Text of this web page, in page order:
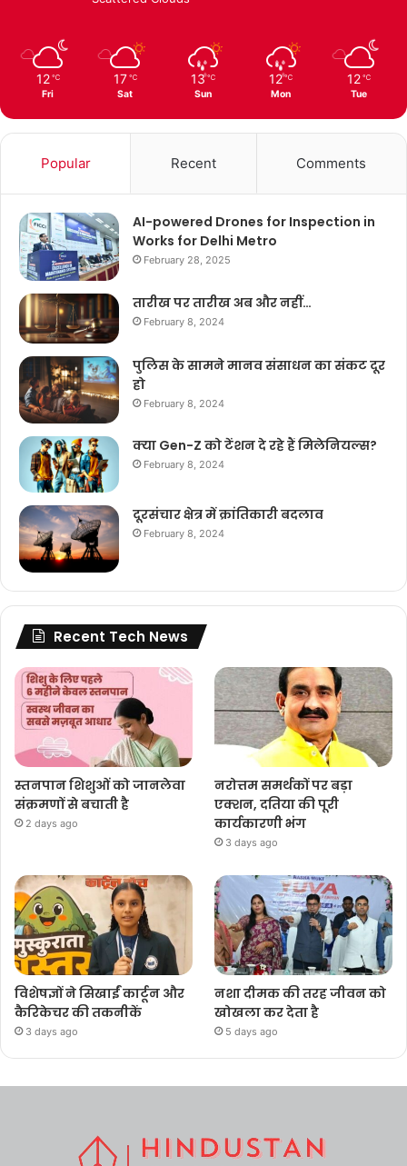
12 ℃
Fri
17 ℃
Sat
13 ℃
Sun
12 ℃
Mon
12 ℃
Tue
Popular Recent Comments
AI-powered Drones for Inspection in
Works for Delhi Metro
February 28, 2025
तारीख पर तारीख अब और नहीं…
February 8, 2024
पुलिस के सामने मानव संसाधन का संकट दूर
हो
February 8, 2024
क्या Gen-Z को टेंशन दे रहे हैं मिलेनियल्स?
February 8, 2024
दूरसंचार क्षेत्र में क्रांतिकारी बदलाव
February 8, 2024
Recent Tech News
स्तनपान शिशुओं को जानलेवा
संक्रमणों से बचाती है
2 days ago
नरोत्तम समर्थकों पर बड़ा
एक्शन, दतिया की पूरी
कार्यकारणी भंग
3 days ago
विशेषज्ञों ने सिखाईं कार्टून और
कैरिकेचर की तकनीकें
3 days ago
नशा दीमक की तरह जीवन को
खोखला कर देता है
5 days ago